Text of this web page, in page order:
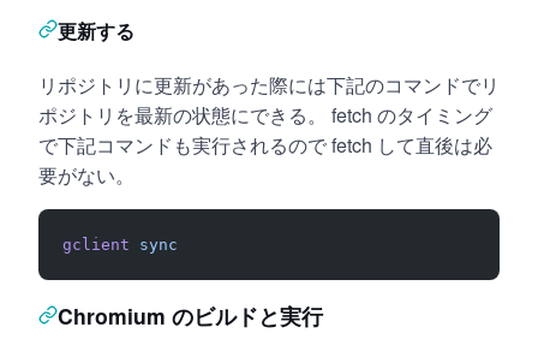
更新する
リポジトリに更新があった際には下記のコマンドでリ
ポジトリを最新の状態にできる。 fetch のタイミング
で下記コマンドも実行されるので fetch して直後は必
要がない。
gclient sync
Chromium のビルドと実行